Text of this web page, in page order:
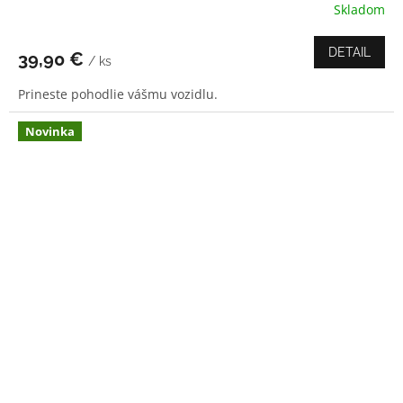
Skladom
39,90 € / ks
DETAIL
Prineste pohodlie vášmu vozidlu.
Novinka